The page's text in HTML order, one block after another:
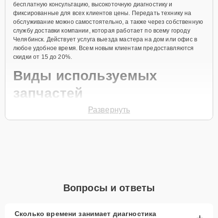
бесплатную консультацию, высокоточную диагностику и
фиксированные для всех клиентов цены. Передать технику на
обслуживание можно самостоятельно, а также через собственную
службу доставки компании, которая работает по всему городу
Челябинск. Действует услуга выезда мастера на дом или офис в
любое удобное время. Всем новым клиентам предоставляются
скидки от 15 до 20%.
Виды используемых
запчастей
Для ремонта телефона модели 6 Plus предлагаются как
активное использование устройства дольше
Развернуть
Вопросы и ответы
Сколько времени занимает диагностика